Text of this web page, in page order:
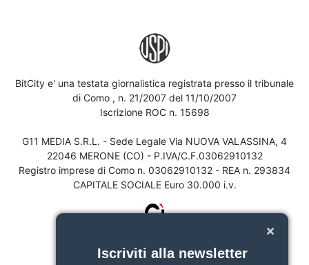
BitCity e' una testata giornalistica registrata presso il tribunale
di Como , n. 21/2007 del 11/10/2007
Iscrizione ROC n. 15698
G11 MEDIA S.R.L. - Sede Legale Via NUOVA VALASSINA, 4
22046 MERONE (CO) - P.IVA/C.F.03062910132
Registro imprese di Como n. 03062910132 - REA n. 293834
CAPITALE SOCIALE Euro 30.000 i.v.
Iscriviti alla newsletter